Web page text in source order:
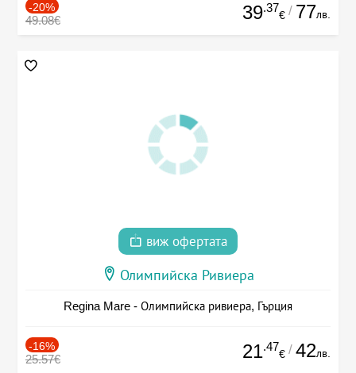
-20%
49.08€ 39.37
€ / 77лв.
виж офертата
Олимпийска Ривиера
Regina Mare - Олимпийска ривиера, Гърция
-16%
25.57€ 21.47
€ / 42лв.